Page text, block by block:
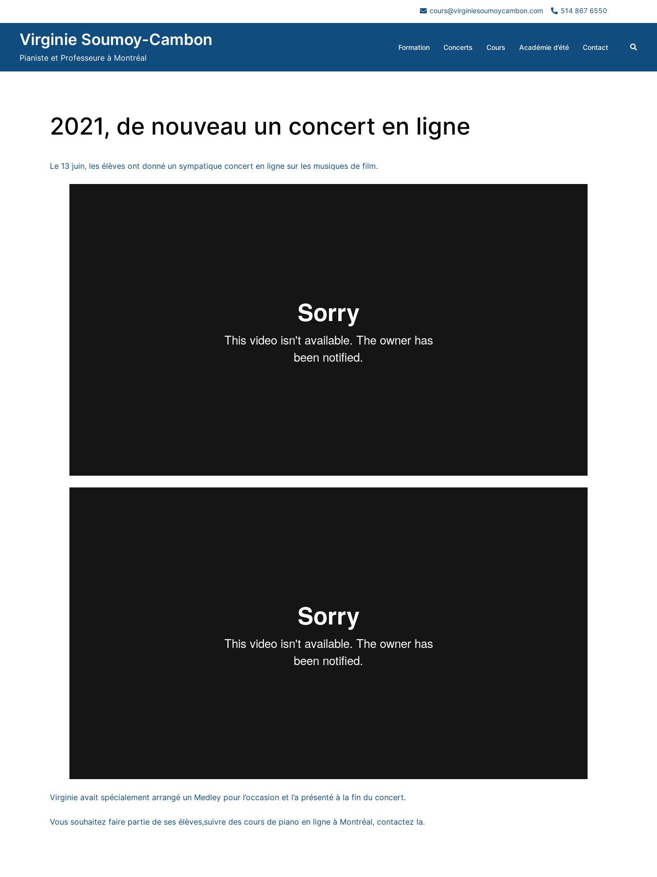
content
cours@virginiesoumoycambon.com 514 867 6550
Virginie Soumoy-Cambon
Pianiste et Professeure à Montréal
Formation Concerts Cours Académie d’été Contact Search
2021, de nouveau un concert en ligne
Le 13 juin, les élèves ont donné un sympatique concert en ligne sur les musiques de film.
Virginie avait spécialement arrangé un Medley pour l’occasion et l’a présenté à la fin du concert.
Vous souhaitez faire partie de ses élèves,suivre des cours de piano en ligne à Montréal, contactez la.